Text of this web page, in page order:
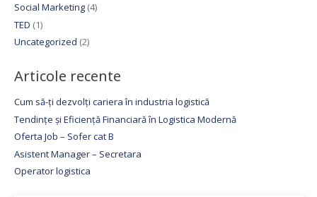
Social Marketing(4)
TED (1)
Uncategorized (2)
Articole recente
Cum să-ți dezvolți cariera în industria logistică
Tendințe și Eficiență Financiară în Logistica Modernă
Oferta Job – Sofer cat B
Asistent Manager – Secretara
Operator logistica